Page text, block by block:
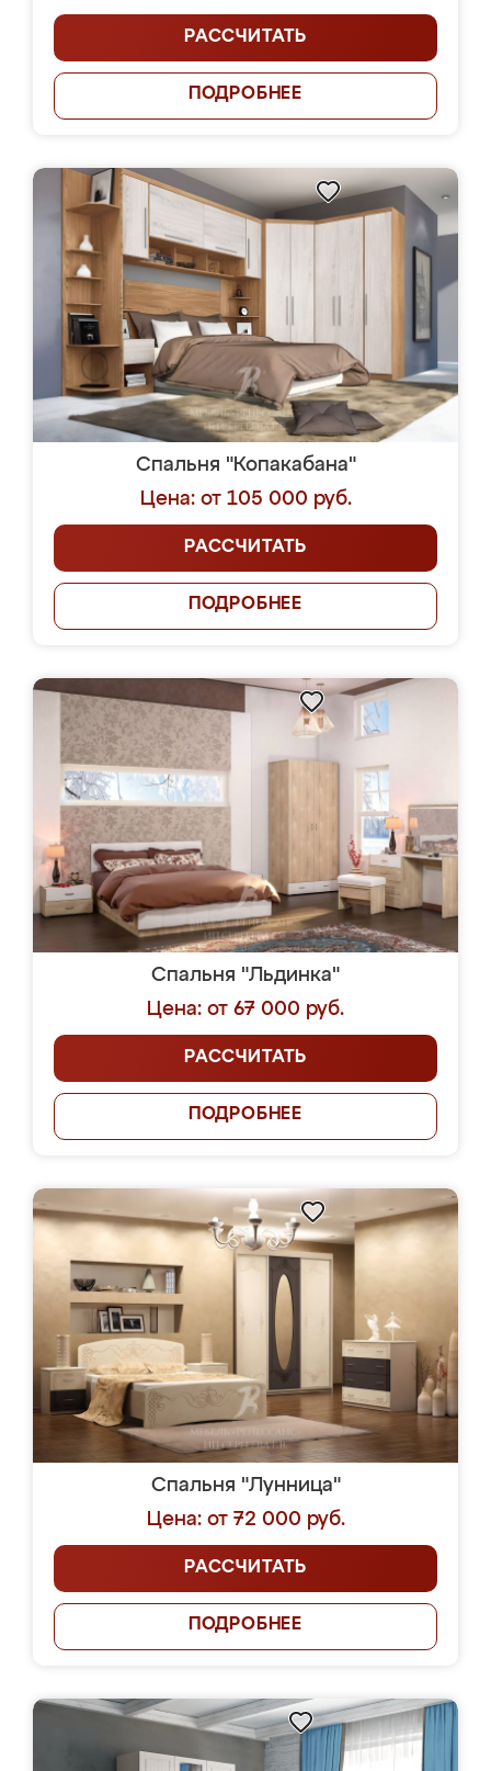
РАССЧИТАТЬ
ПОДРОБНЕЕ
Спальня "Копакабана"
Цена: от 105 000 руб.
РАССЧИТАТЬ
ПОДРОБНЕЕ
Спальня "Льдинка"
Цена: от 67 000 руб.
РАССЧИТАТЬ
ПОДРОБНЕЕ
Спальня "Лунница"
Цена: от 72 000 руб.
РАССЧИТАТЬ
ПОДРОБНЕЕ